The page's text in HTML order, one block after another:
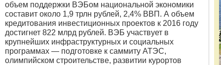
объем поддержки ВЭБом национальной экономики
составит около 1,9 трлн рублей, 2,4% ВВП. А объем
кредитования инвестиционных проектов к 2016 году
достигнет 822 млрд рублей. ВЭБ участвует в
крупнейших инфраструктурных и социальных
программах — подготовке к саммиту АТЭС,
олимпийском строительстве, развитии курортов